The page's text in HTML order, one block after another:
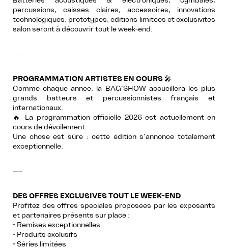
percussions, caisses claires, accessoires, innovations
technologiques, prototypes, éditions limitées et exclusivités
salon seront à découvrir tout le week-end.
—–
PROGRAMMATION ARTISTES EN COURS🎤
Comme chaque année, la BAG’SHOW accueillera les plus
grands batteurs et percussionnistes français et
internationaux.
🔥 La programmation officielle 2026 est actuellement en
cours de dévoilement.
Une chose est sûre : cette édition s’annonce totalement
exceptionnelle.
—–
DES OFFRES EXCLUSIVES TOUT LE WEEK-END
Profitez des offres spéciales proposées par les exposants
et partenaires présents sur place :
• Remises exceptionnelles
• Produits exclusifs
• Séries limitées